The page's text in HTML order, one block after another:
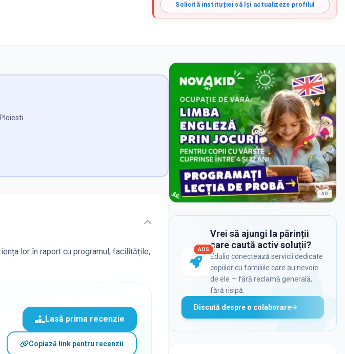
Solicită instituției să își actualizeze profilul
lor în raport cu programul, facilitățile,
Lasă prima recenzie
Copiază link pentru recenzii
AD
ADS
Vrei să ajungi la părinții
care caută activ soluții?
Edulio conectează servicii dedicate
copiilor cu familiile care au nevoie
de ele — fără reclamă generală,
fără risipă.
Discută despre o colaborare